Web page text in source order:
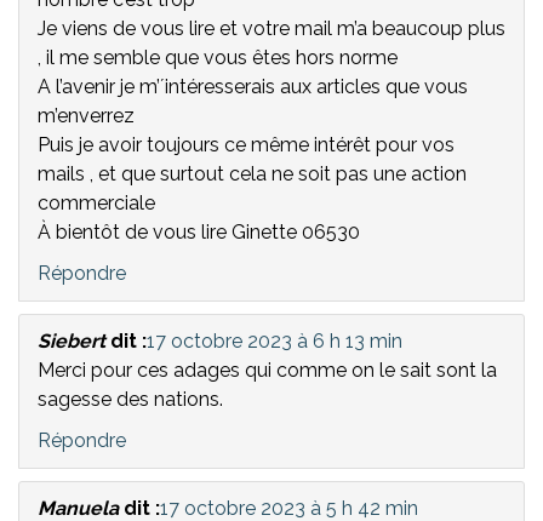
Je viens de vous lire et votre mail m’a beaucoup plus
, il me semble que vous êtes hors norme
A l’avenir je m’´intéresserais aux articles que vous
m’enverrez
Puis je avoir toujours ce même intérêt pour vos
mails , et que surtout cela ne soit pas une action
commerciale
À bientôt de vous lire Ginette 06530
Répondre
Siebert dit :17 octobre 2023 à 6 h 13 min
Merci pour ces adages qui comme on le sait sont la
sagesse des nations.
Répondre
Manuela dit :17 octobre 2023 à 5 h 42 min